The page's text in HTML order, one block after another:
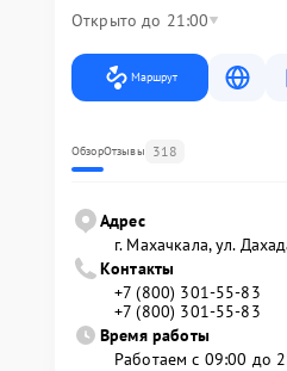
Открыто до 21:00
Маршрут
ОбзорОтзывы 318
Адрес
г. Махачкала, ул.
Контакты
+7 (800) 301-55-83
+7 (800) 301-55-83
Время работы
Работаем с 09:00 до